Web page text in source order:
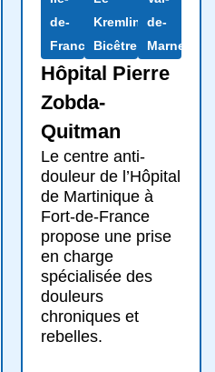
de-
France
Kremlin-
Bicêtre
de-
Marne
Hôpital Pierre
Zobda-
Quitman
Le centre anti-
douleur de l’Hôpital
de Martinique à
Fort-de-France
propose une prise
en charge
spécialisée des
douleurs
chroniques et
rebelles.